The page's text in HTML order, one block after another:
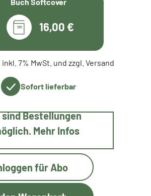
Buch Softcover
16,00 €
7% MwSt. und zzgl. Versand
Sofort lieferbar
Bestellungen
Mehr Infos
für Abo